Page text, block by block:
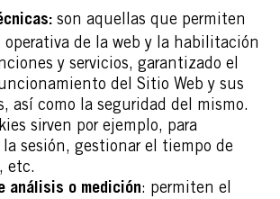
son aquellas que permiten
operativa de la web y la habilitación
y servicios, garantizado el
del Sitio Web y sus
así como la seguridad del mismo.
sirven por ejemplo, para
sesión, gestionar el tiempo de
etc.
análisis o medición: permiten el